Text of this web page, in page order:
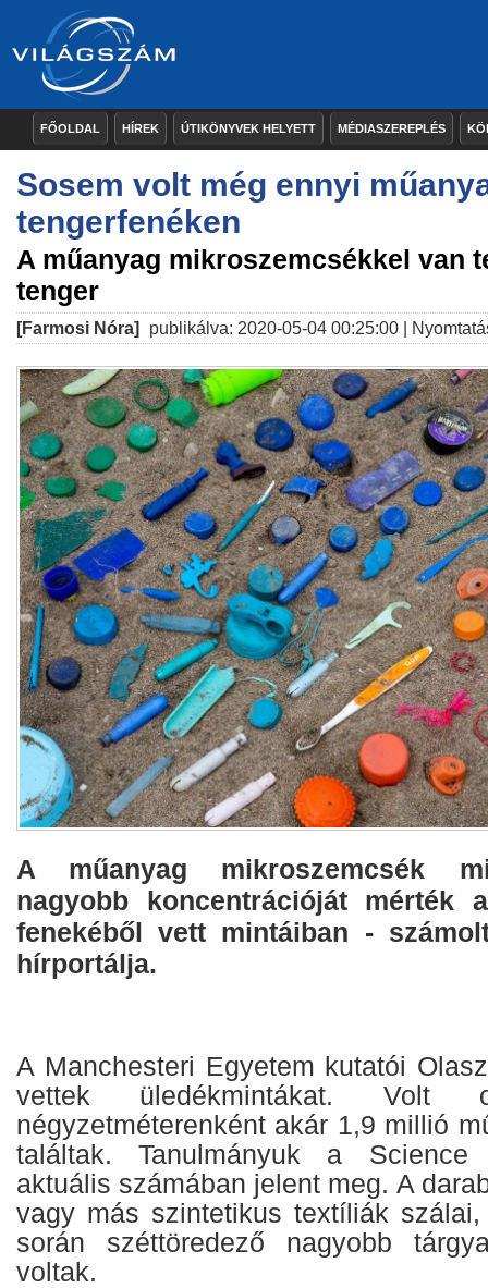
FŐOLDAL HÍREK ÚTIKÖNYVEK HELYETT MÉDIASZEREPLÉS
Sosem volt még ennyi
tengerfenéken
A műanyag mikroszemcsékkel van
tenger
[Farmosi Nóra] publikálva: 2020-05-04 00:25:00 |
A műanyag mikroszemcsék
nagyobb koncentrációját mérték
fenekéből vett mintáiban -
hírportálja.
A Manchesteri Egyetem kutatói
vettek üledékmintákat. Volt
négyzetméterenként akár 1,9 millió
találtak. Tanulmányuk a Science
aktuális számában jelent meg. A
vagy más szintetikus textíliák
során széttöredező nagyobb
voltak.